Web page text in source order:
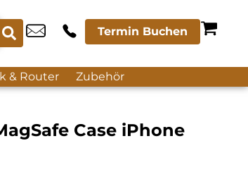
Termin Buchen
& Router Zubehör
Case iPhone